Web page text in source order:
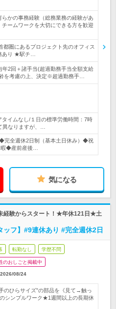
らかの事務経験（総務業務の経験があ
ームワークを大切にできる方を歓迎
都圏にあるプロジェクト先のオフィス
あり ★駅チ…
2回＋諸手当(超過勤務手当全額支給
を考慮の上、決定※超過勤務手…
イムなし/１日の標準労働時間：7時
なりますが、…
全週休2日制（基本土日休み）◆祝
◆産前産後…
気になる
経験からスタート！★年休121日★土
ッフ】#9連休あり #完全週休2日
転勤なし 学歴不問
のおしごと掲載中
2026/08/24
のひらサイズ”の部品を《見て→触っ
シンプルワーク★1週間以上の長期休